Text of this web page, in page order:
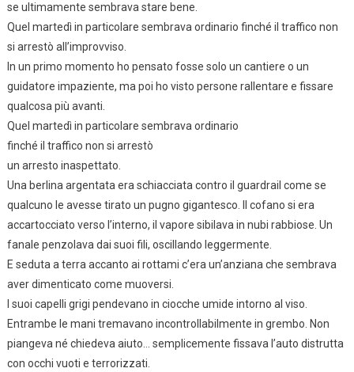
se ultimamente sembrava stare bene.
Quel martedì in particolare sembrava ordinario finché il traffico non
si arrestò all’improvviso.
In un primo momento ho pensato fosse solo un cantiere o un
guidatore impaziente, ma poi ho visto persone rallentare e fissare
qualcosa più avanti.
Quel martedì in particolare sembrava ordinario
finché il traffico non si arrestò
un arresto inaspettato.
Una berlina argentata era schiacciata contro il guardrail come se
qualcuno le avesse tirato un pugno gigantesco. Il cofano si era
accartocciato verso l’interno, il vapore sibilava in nubi rabbiose. Un
fanale penzolava dai suoi fili, oscillando leggermente.
E seduta a terra accanto ai rottami c’era un’anziana che sembrava
aver dimenticato come muoversi.
I suoi capelli grigi pendevano in ciocche umide intorno al viso.
Entrambe le mani tremavano incontrollabilmente in grembo. Non
piangeva né chiedeva aiuto… semplicemente fissava l’auto distrutta
con occhi vuoti e terrorizzati.